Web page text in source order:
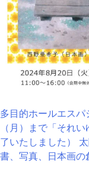
多目的ホールエス
（月）まで「それ
了いたしました）
書、写真、日本画